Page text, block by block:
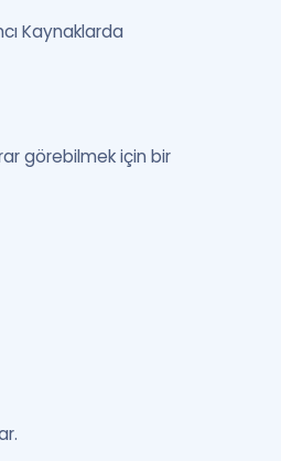
Kaynaklarda
görebilmek için bir